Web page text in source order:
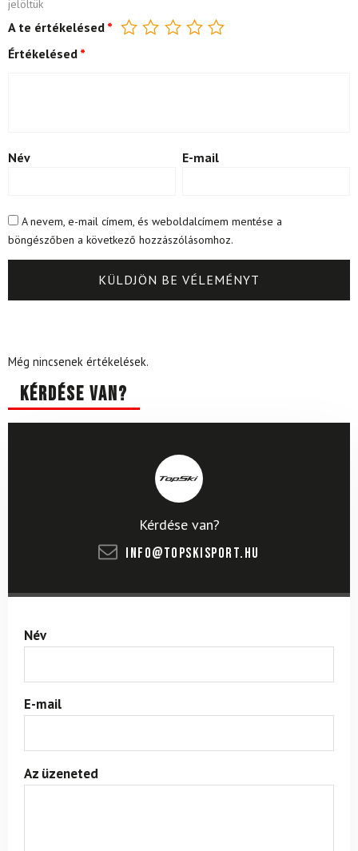
jelöltük
A te értékelésed *
Értékelésed *
Név E-mail
A nevem, e-mail címem, és weboldalcímem mentése a
böngészőben a következő hozzászólásomhoz.
Még nincsenek értékelések.
Kérdése van?
Kérdése van?
info@topskisport.hu
Név
E-mail
Az üzeneted